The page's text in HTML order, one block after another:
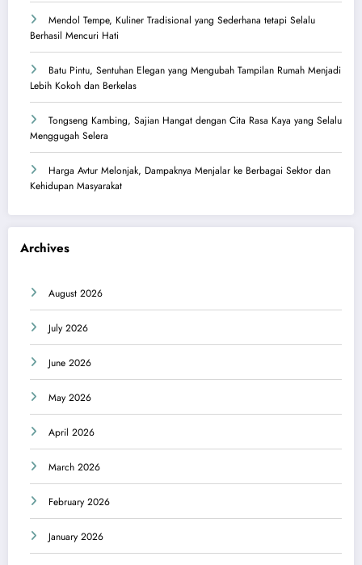
Mendol Tempe, Kuliner Tradisional yang Sederhana tetapi Selalu
Berhasil Mencuri Hati
Batu Pintu, Sentuhan Elegan yang Mengubah Tampilan Rumah Menjadi
Lebih Kokoh dan Berkelas
Tongseng Kambing, Sajian Hangat dengan Cita Rasa Kaya yang Selalu
Menggugah Selera
Harga Avtur Melonjak, Dampaknya Menjalar ke Berbagai Sektor dan
Kehidupan Masyarakat
Archives
August 2026
July 2026
June 2026
May 2026
April 2026
March 2026
February 2026
January 2026